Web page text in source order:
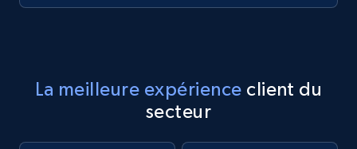
La meilleure expérience client du
secteur